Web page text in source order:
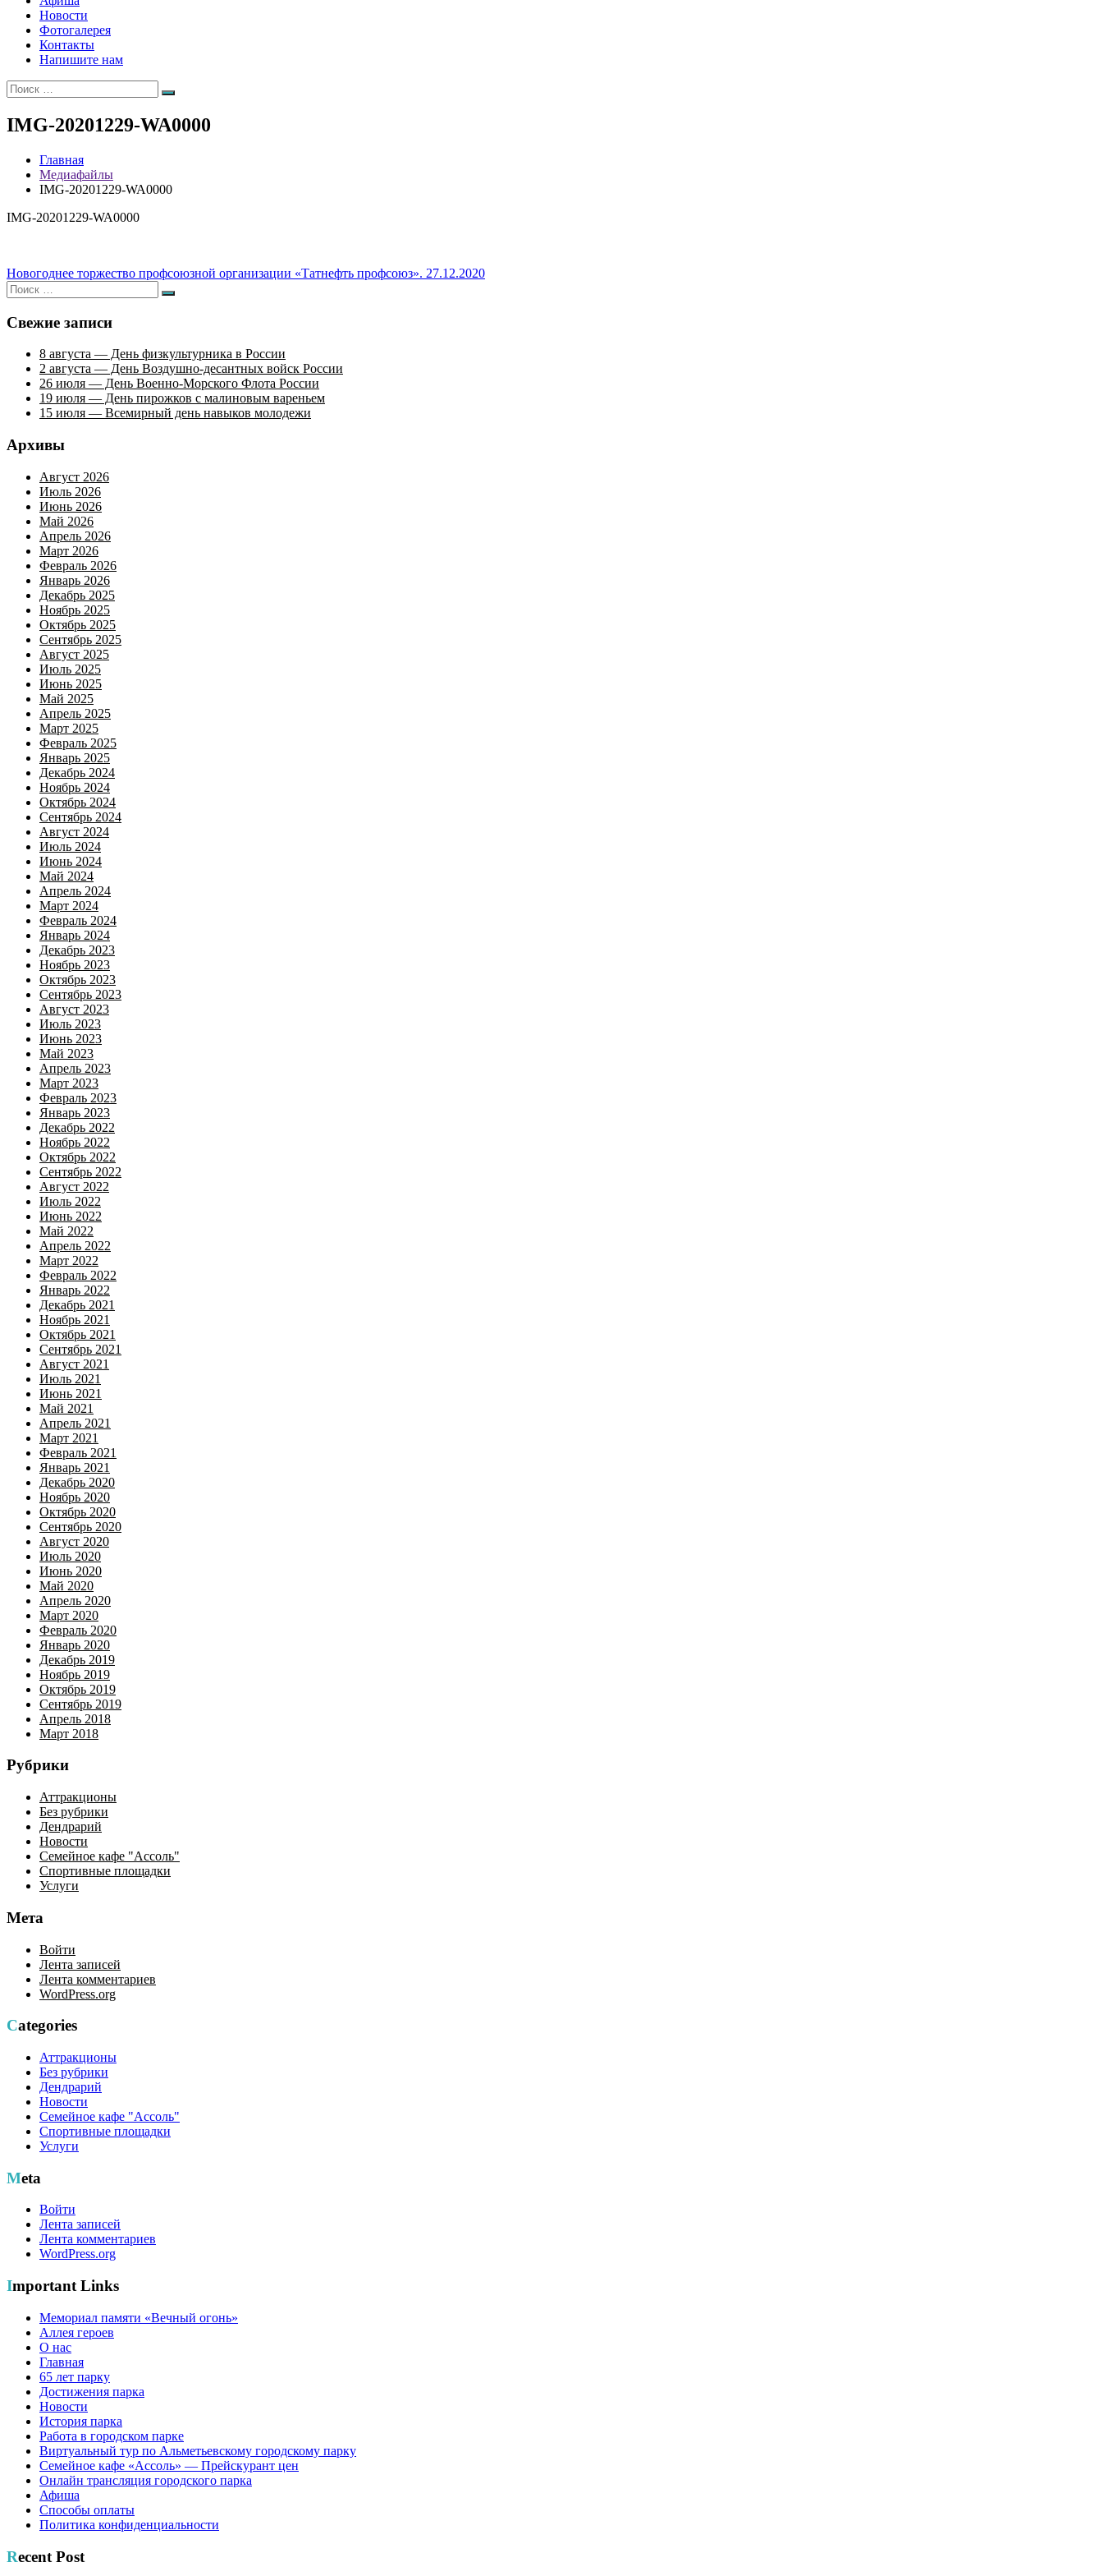
Новости
Фотогалерея
Контакты
Напишите нам
Искать:
Поиск
IMG-20201229-WA0000
Главная
Медиафайлы
IMG-20201229-WA0000
IMG-20201229-WA0000
Навигация
по
записям
Новогоднее торжество профсоюзной организации «Татнефть профсоюз». 27.12.2020
Искать:
Поиск
Свежие записи
8 августа — День физкультурника в России
2 августа — День Воздушно-десантных войск России
26 июля — День Военно-Морского Флота России
19 июля — День пирожков с малиновым вареньем
15 июля — Всемирный день навыков молодежи
Архивы
Август 2026
Июль 2026
Июнь 2026
Май 2026
Апрель 2026
Март 2026
Февраль 2026
Январь 2026
Декабрь 2025
Ноябрь 2025
Октябрь 2025
Сентябрь 2025
Август 2025
Июль 2025
Июнь 2025
Май 2025
Апрель 2025
Март 2025
Февраль 2025
Январь 2025
Декабрь 2024
Ноябрь 2024
Октябрь 2024
Сентябрь 2024
Август 2024
Июль 2024
Июнь 2024
Май 2024
Апрель 2024
Март 2024
Февраль 2024
Январь 2024
Декабрь 2023
Ноябрь 2023
Октябрь 2023
Сентябрь 2023
Август 2023
Июль 2023
Июнь 2023
Май 2023
Апрель 2023
Март 2023
Февраль 2023
Январь 2023
Декабрь 2022
Ноябрь 2022
Октябрь 2022
Сентябрь 2022
Август 2022
Июль 2022
Июнь 2022
Май 2022
Апрель 2022
Март 2022
Февраль 2022
Январь 2022
Декабрь 2021
Ноябрь 2021
Октябрь 2021
Сентябрь 2021
Август 2021
Июль 2021
Июнь 2021
Май 2021
Апрель 2021
Март 2021
Февраль 2021
Январь 2021
Декабрь 2020
Ноябрь 2020
Октябрь 2020
Сентябрь 2020
Август 2020
Июль 2020
Июнь 2020
Май 2020
Апрель 2020
Март 2020
Февраль 2020
Январь 2020
Декабрь 2019
Ноябрь 2019
Октябрь 2019
Сентябрь 2019
Апрель 2018
Март 2018
Рубрики
Аттракционы
Без рубрики
Дендрарий
Новости
Семейное кафе "Ассоль"
Спортивные площадки
Услуги
Мета
Войти
Лента записей
Лента комментариев
WordPress.org
Categories
Аттракционы
Без рубрики
Дендрарий
Новости
Семейное кафе "Ассоль"
Спортивные площадки
Услуги
Meta
Войти
Лента записей
Лента комментариев
WordPress.org
Important Links
Мемориал памяти «Вечный огонь»
Аллея героев
О нас
Главная
65 лет парку
Достижения парка
Новости
История парка
Работа в городском парке
Виртуальный тур по Альметьевскому городскому парку
Семейное кафе «Ассоль» — Прейскурант цен
Онлайн трансляция городского парка
Афиша
Способы оплаты
Политика конфиденциальности
Recent Post